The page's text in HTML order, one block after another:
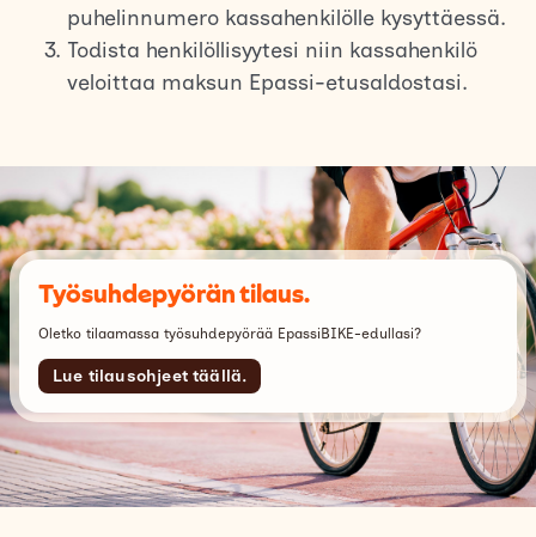
puhelinnumero kassahenkilölle kysyttäessä.
Todista henkilöllisyytesi niin kassahenkilö
veloittaa maksun Epassi-etusaldostasi.
Työsuhdepyörän tilaus.
Oletko tilaamassa työsuhdepyörää EpassiBIKE-edullasi?
Lue tilausohjeet täällä.